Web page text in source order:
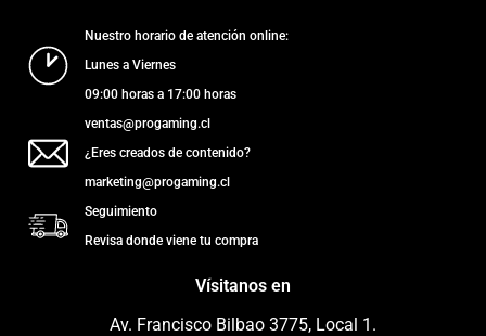
Nuestro horario de atención online:
Lunes a Viernes
09:00 horas a 17:00 horas
ventas@progaming.cl
¿Eres creados de contenido?
marketing@progaming.cl
Seguimiento
Revisa donde viene tu compra
Vísitanos en
Av. Francisco Bilbao 3775, Local 1.